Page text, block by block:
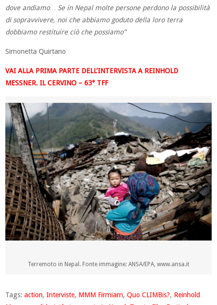
dove andiamo… Se in Nepal molte persone perdono la possibilità
di sopravvivere, noi che abbiamo goduto della loro terra
dobbiamo restituire ciò che possiamo”
Simonetta Quirtano
VAI ALLA PRIMA PARTE DELL’INTERVISTA A REINHOLD
MESSNER. IL CERVINO – 63° TFF
Terremoto in Nepal. Fonte immagine: ANSA/EPA, www.ansa.it
Tags:action,Interviste, MMM Firmiam,Quo CLIMBis?, Reinhold